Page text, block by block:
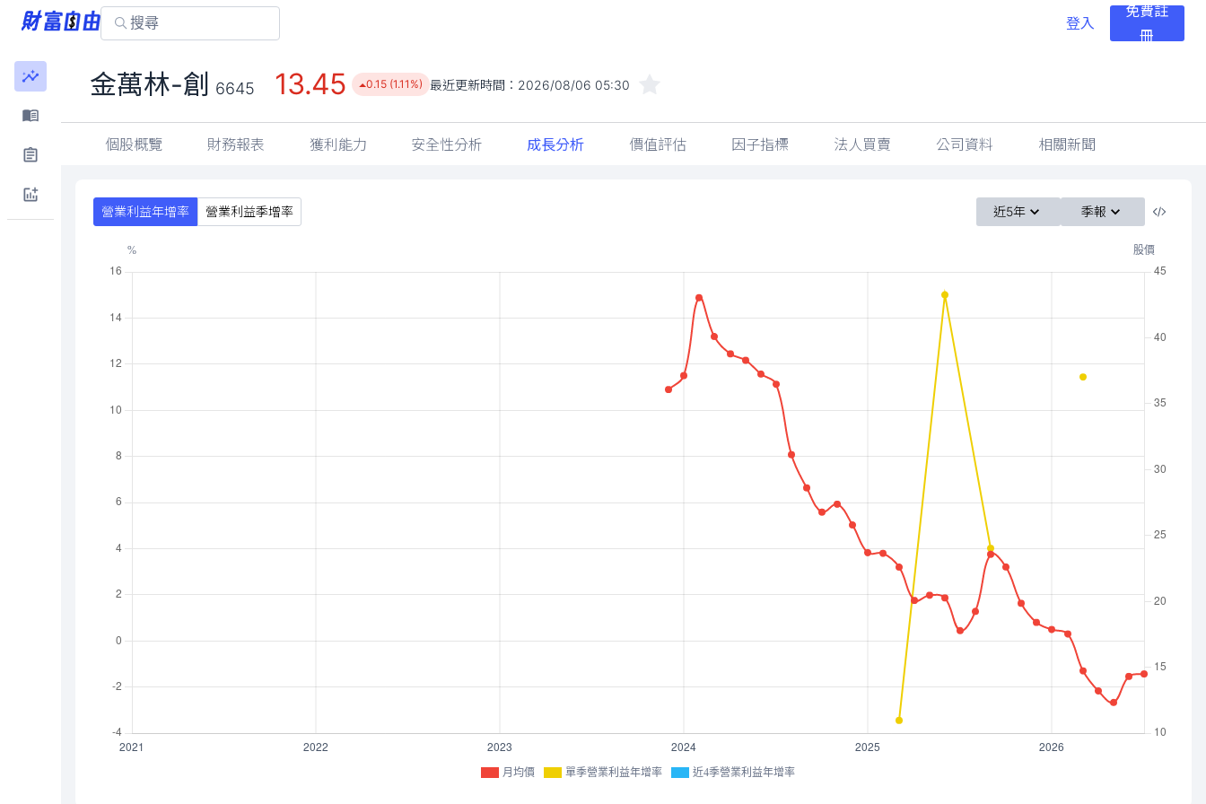
登入
免費註
冊
金萬林-創 6645 13.45 0.15 (1.11%) 最近更新時間： 2026/08/06 05:30
個股概覽 財務報表 獲利能力 安全性分析 成長分析 價值評估 因子指標 法人買賣 公司資料 相關新聞
營業利益年增率 營業利益季增率 近5年 季報
月均價 單季營業利益年增率 近4季營業利益年增率